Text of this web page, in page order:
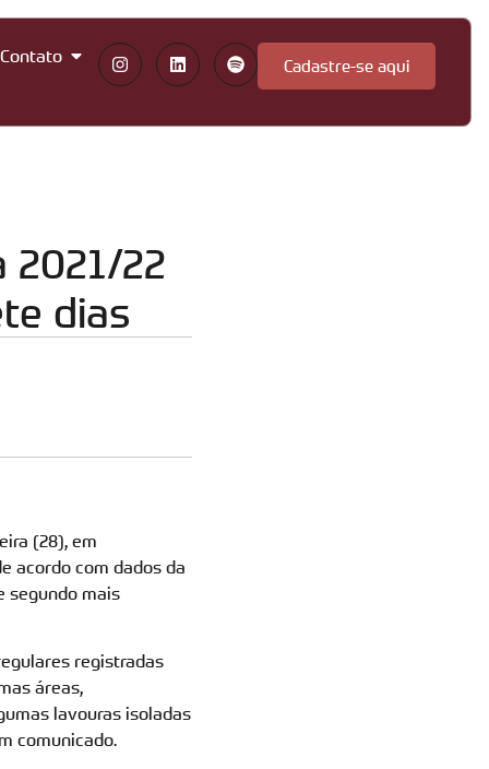
Contato Cadastre-se aqui
2021/22
dias
(28), em
acordo com dados da
segundo mais
registradas
áreas,
lavouras isoladas
comunicado.